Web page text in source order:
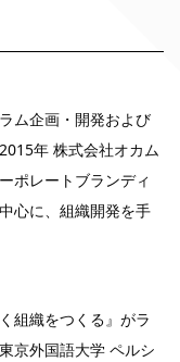
ム企画・開発および
年 株式会社オカム
ポレートブランディ
心に、組織開発を手
組織をつくる』がラ
京外国語大学 ペルシ